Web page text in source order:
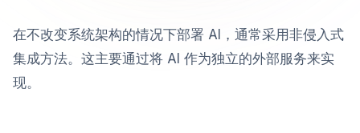
在不改变系统架构的情况下部署 AI，通常采用非侵入式
集成方法。这主要通过将 AI 作为独立的外部服务来实
现。